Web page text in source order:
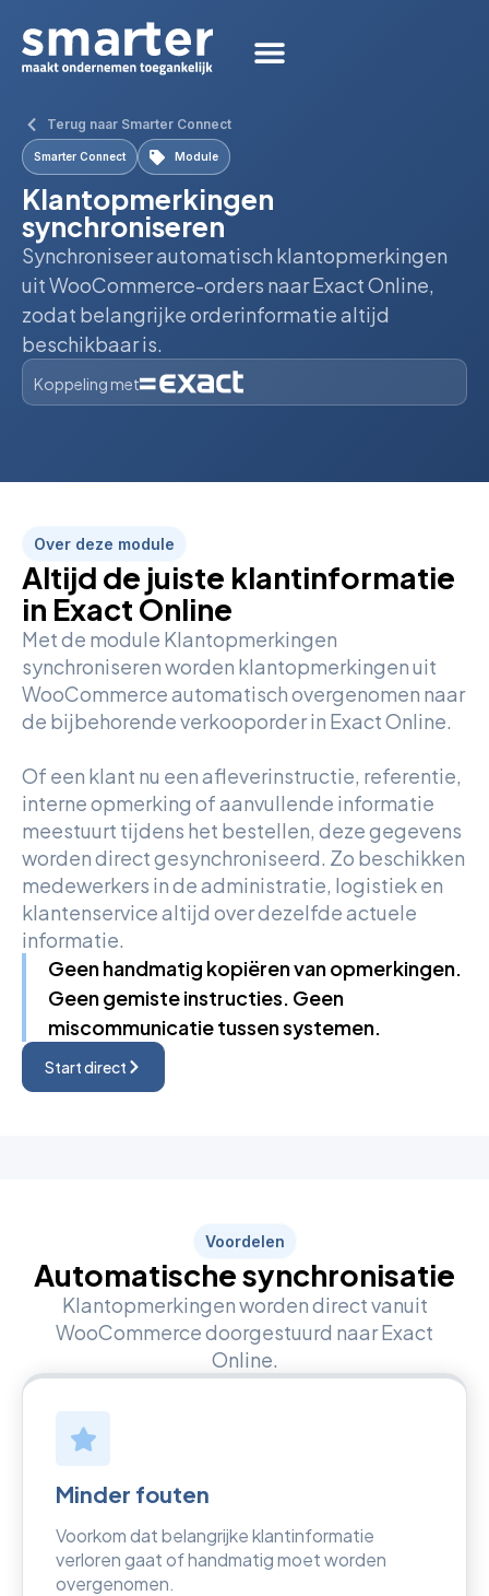
Terug naar Smarter Connect
Smarter Connect Module
Klantopmerkingen
synchroniseren
Synchroniseer automatisch klantopmerkingen
uit WooCommerce-orders naar Exact Online,
zodat belangrijke orderinformatie altijd
beschikbaar is.
Koppeling met
Over deze module
Altijd de juiste klantinformatie
in Exact Online
Met de module Klantopmerkingen
synchroniseren worden klantopmerkingen uit
WooCommerce automatisch overgenomen naar
de bijbehorende verkooporder in Exact Online.
Of een klant nu een afleverinstructie, referentie,
interne opmerking of aanvullende informatie
meestuurt tijdens het bestellen, deze gegevens
worden direct gesynchroniseerd. Zo beschikken
medewerkers in de administratie, logistiek en
klantenservice altijd over dezelfde actuele
informatie.
Geen handmatig kopiëren van opmerkingen.
Geen gemiste instructies. Geen
miscommunicatie tussen systemen.
Start direct
Voordelen
Automatische synchronisatie
Klantopmerkingen worden direct vanuit
WooCommerce doorgestuurd naar Exact
Online.
Minder fouten
Voorkom dat belangrijke klantinformatie
verloren gaat of handmatig moet worden
overgenomen.